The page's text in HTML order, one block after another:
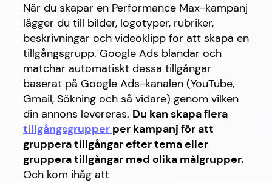
När du skapar en Performance Max-kampanj
lägger du till bilder, logotyper, rubriker,
beskrivningar och videoklipp för att skapa en
tillgångsgrupp. Google Ads blandar och
matchar automatiskt dessa tillgångar
baserat på Google Ads-kanalen (YouTube,
Gmail, Sökning och så vidare) genom vilken
din annons levereras. Du kan skapa flera
tillgångsgrupper per kampanj för att
gruppera tillgångar efter tema eller
gruppera tillgångar med olika målgrupper.
Och kom ihåg att